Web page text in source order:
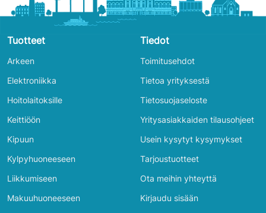
Tuotteet
Arkeen
Elektroniikka
Hoitolaitoksille
Keittiöön
Kipuun
Kylpyhuoneeseen
Liikkumiseen
Makuuhuoneeseen
Tiedot
Toimitusehdot
Tietoa yrityksestä
Tietosuojaseloste
Yritysasiakkaiden tilausohjeet
Usein kysytyt kysymykset
Tarjoustuotteet
Ota meihin yhteyttä
Kirjaudu sisään